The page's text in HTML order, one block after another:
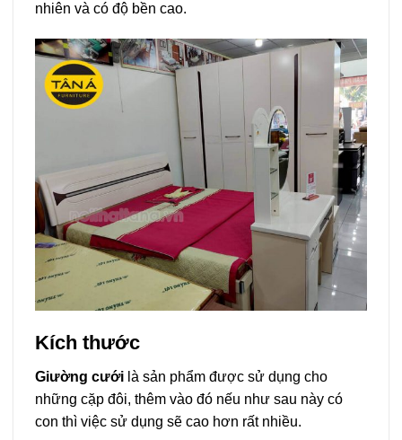
nhiên và có độ bền cao.
Kích thước
Giường cưới là sản phẩm được sử dụng cho
những cặp đôi, thêm vào đó nếu như sau này có
con thì việc sử dụng sẽ cao hơn rất nhiều.